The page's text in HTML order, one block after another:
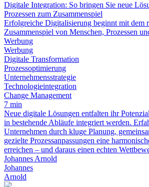
Digitale Integration: So bringen Sie neue
Prozessen zum Zusammenspiel
Erfolgreiche Digitalisierung beginnt mit dem
Zusammenspiel von Menschen, Prozessen
Werbung
Werbung
Digitale Transformation
Prozessoptimierung
Unternehmensstrategie
Technologieintegration
Change Management
7 min
Neue digitale Lösungen entfalten ihr
in bestehende Abläufe integriert werden.
Unternehmen durch kluge Planung,
gezielte Prozessanpassungen eine
erreichen – und daraus einen echten
Johannes Arnold
Johannes
Arnold